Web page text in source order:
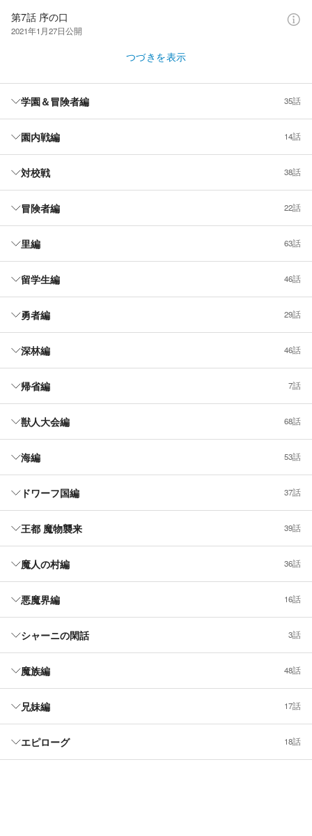
第7話 序の口
2021年1月27日公開
つづきを表示
学園＆冒険者編 35話
園内戦編 14話
対校戦 38話
冒険者編 22話
里編 63話
留学生編 46話
勇者編 29話
深林編 46話
帰省編 7話
獣人大会編 68話
海編 53話
ドワーフ国編 37話
王都 魔物襲来 39話
魔人の村編 36話
悪魔界編 16話
シャーニの閑話 3話
魔族編 48話
兄妹編 17話
エピローグ 18話